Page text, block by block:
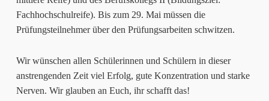
Fachhochschulreife). Bis zum 29. Mai müssen die
Prüfungsteilnehmer über den Prüfungsarbeiten schwitzen.
Wir wünschen allen Schülerinnen und Schülern in dieser
anstrengenden Zeit viel Erfolg, gute Konzentration und starke
Nerven. Wir glauben an Euch, ihr schafft das!